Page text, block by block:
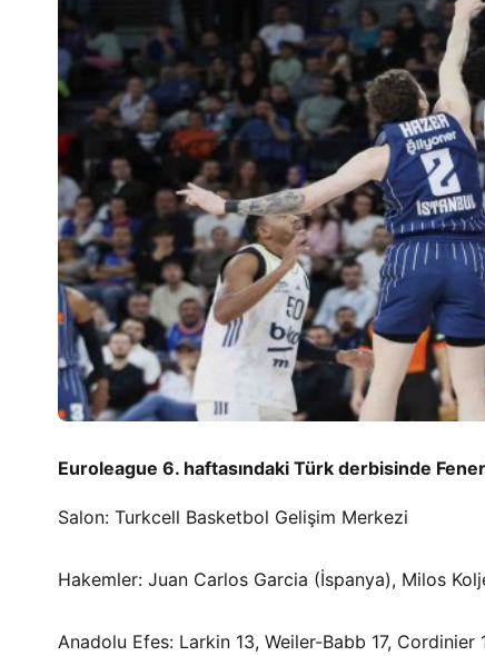
Euroleague 6. haftasındaki Türk derbisinde
Salon: Turkcell Basketbol Gelişim Merkezi
Hakemler: Juan Carlos Garcia (İspanya), Milos
Anadolu Efes: Larkin 13, Weiler-Babb 17,